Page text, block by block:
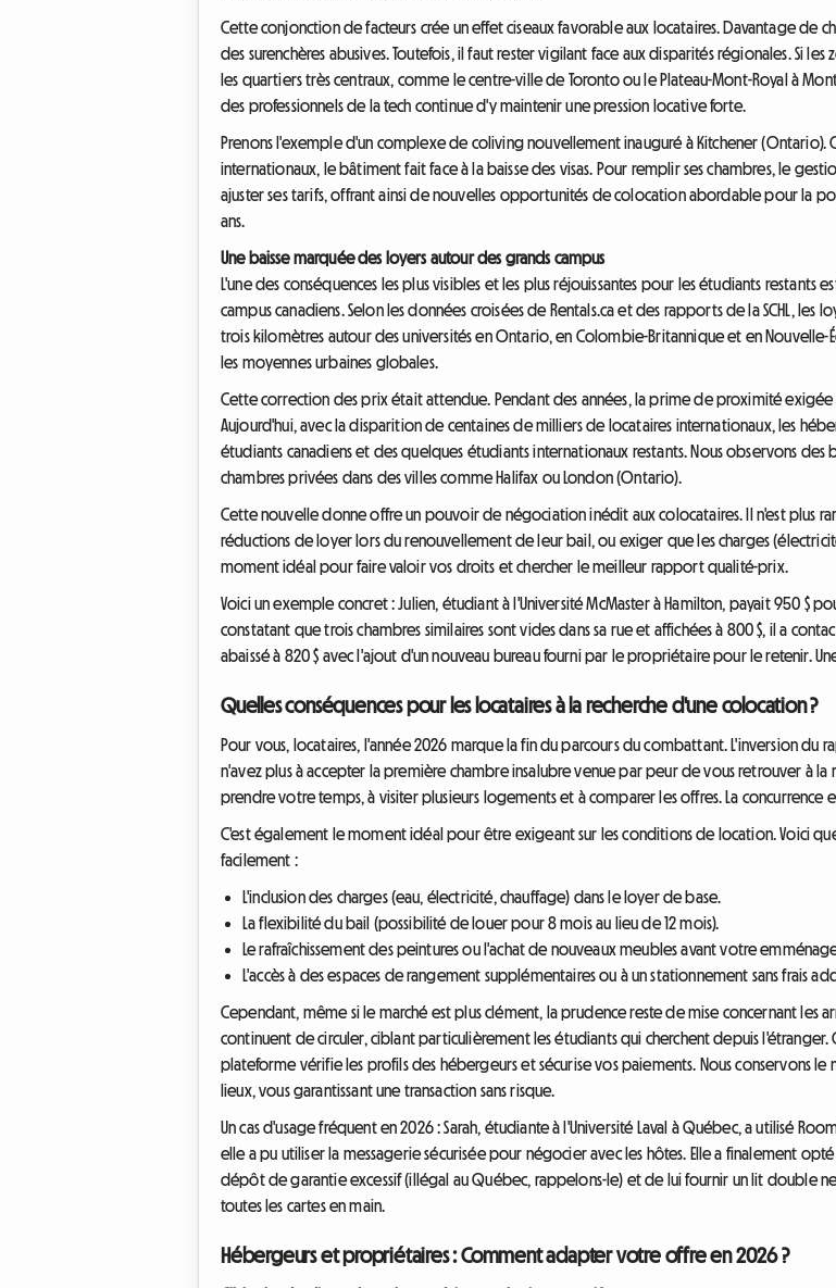
Cette conjonction de facteurs crée un effet ciseaux favorable aux locataires. Davantage de
des surenchères abusives. Toutefois, il faut rester vigilant face aux disparités régionales. Si
les quartiers très centraux, comme le centre-ville de Toronto ou le Plateau-Mont-Royal à
des professionnels de la tech continue d'y maintenir une pression locative forte.
Prenons l'exemple d'un complexe de coliving nouvellement inauguré à Kitchener
internationaux, le bâtiment fait face à la baisse des visas. Pour remplir ses chambres, le
ajuster ses tarifs, offrant ainsi de nouvelles opportunités de colocation abordable pour la
ans.
Une baisse marquée des loyers autour des grands campus
L'une des conséquences les plus visibles et les plus réjouissantes pour les étudiants
campus canadiens. Selon les données croisées de Rentals.ca et des rapports de la SCHL,
trois kilomètres autour des universités en Ontario, en Colombie-Britannique et en Nouvelle-
les moyennes urbaines globales.
Cette correction des prix était attendue. Pendant des années, la prime de proximité
Aujourd'hui, avec la disparition de centaines de milliers de locataires internationaux, les
étudiants canadiens et des quelques étudiants internationaux restants. Nous observons des
chambres privées dans des villes comme Halifax ou London (Ontario).
Cette nouvelle donne offre un pouvoir de négociation inédit aux colocataires. Il n'est plus
réductions de loyer lors du renouvellement de leur bail, ou exiger que les charges
moment idéal pour faire valoir vos droits et chercher le meilleur rapport qualité-prix.
Voici un exemple concret : Julien, étudiant à l'Université McMaster à Hamilton, payait 950 $
constatant que trois chambres similaires sont vides dans sa rue et affichées à 800 $, il a
abaissé à 820 $ avec l'ajout d'un nouveau bureau fourni par le propriétaire pour le retenir.
Quelles conséquences pour les locataires à la recherche d'une colocation ?
Pour vous, locataires, l'année 2026 marque la fin du parcours du combattant. L'inversion
n'avez plus à accepter la première chambre insalubre venue par peur de vous retrouver à la
prendre votre temps, à visiter plusieurs logements et à comparer les offres. La
C'est également le moment idéal pour être exigeant sur les conditions de location. Voici
facilement :
L'inclusion des charges (eau, électricité, chauffage) dans le loyer de base.
La flexibilité du bail (possibilité de louer pour 8 mois au lieu de 12 mois).
Le rafraîchissement des peintures ou l'achat de nouveaux meubles avant votre
L'accès à des espaces de rangement supplémentaires ou à un stationnement sans frais
Cependant, même si le marché est plus clément, la prudence reste de mise concernant les
continuent de circuler, ciblant particulièrement les étudiants qui cherchent depuis
plateforme vérifie les profils des hébergeurs et sécurise vos paiements. Nous conservons
lieux, vous garantissant une transaction sans risque.
Un cas d'usage fréquent en 2026 : Sarah, étudiante à l'Université Laval à Québec, a utilisé
elle a pu utiliser la messagerie sécurisée pour négocier avec les hôtes. Elle a finalement
dépôt de garantie excessif (illégal au Québec, rappelons-le) et de lui fournir un lit double
toutes les cartes en main.
Hébergeurs et propriétaires : Comment adapter votre offre en 2026 ?